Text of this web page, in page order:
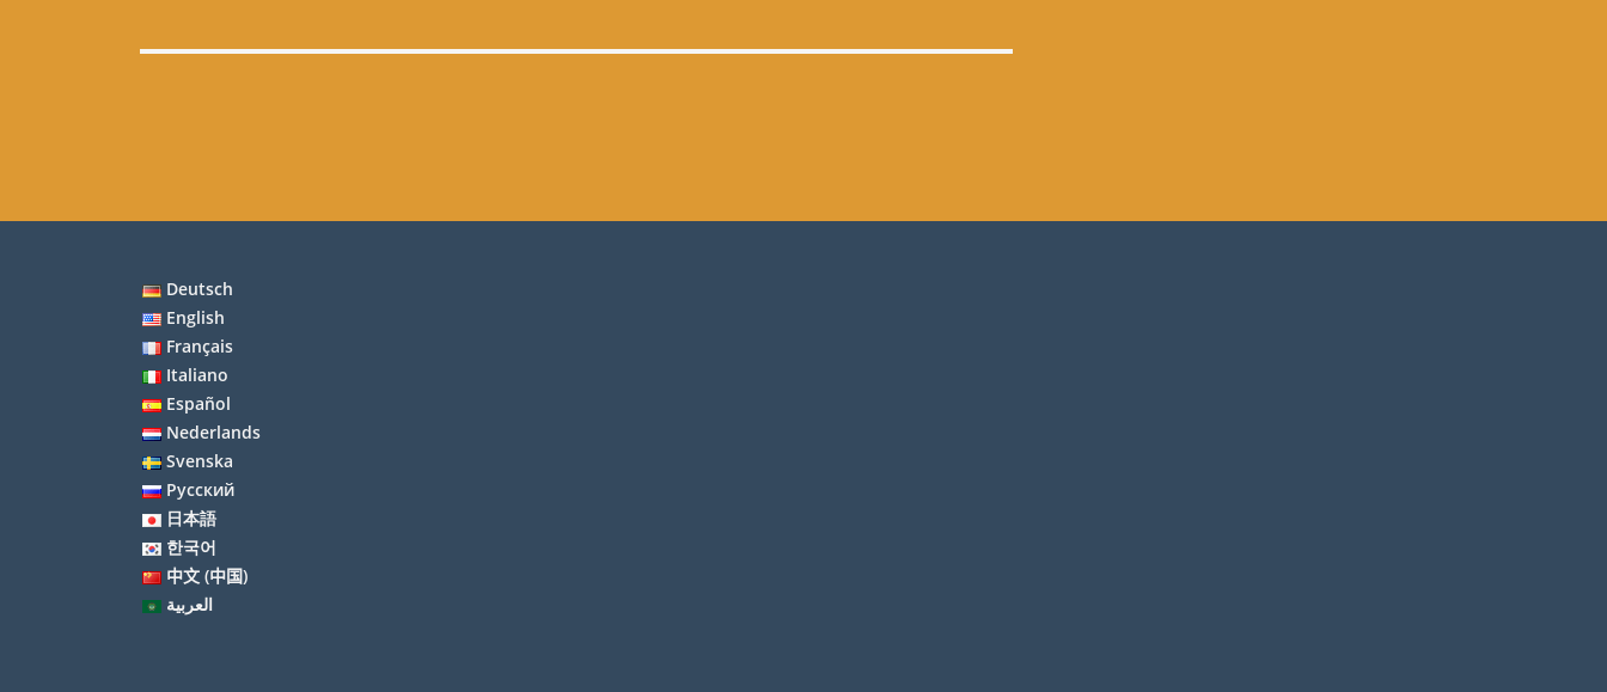
Deutsch
English
Français
Italiano
Español
Nederlands
Svenska
Русский
日本語
한국어
中文 (中国)
العربية